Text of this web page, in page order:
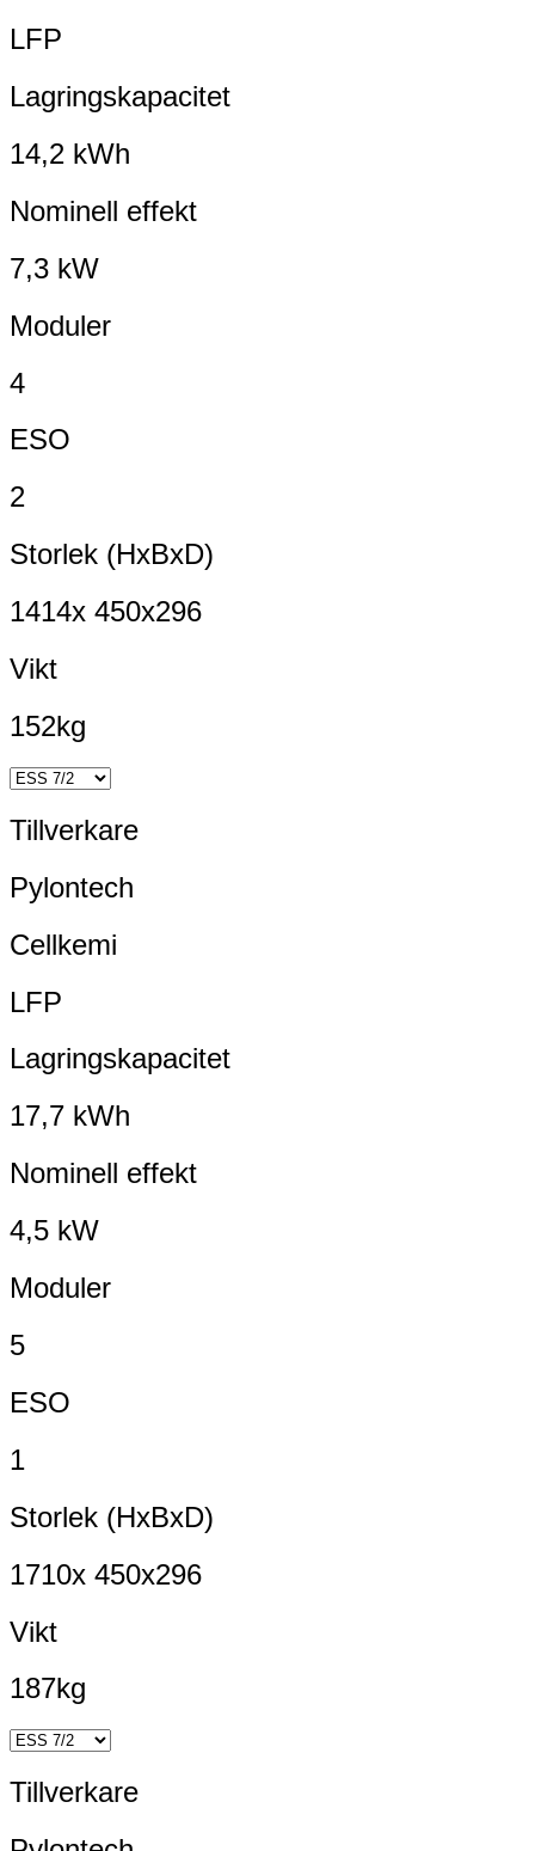
LFP
Lagringskapacitet
14,2 kWh
Nominell effekt
7,3 kW
Moduler
4
ESO
2
Storlek (HxBxD)
1414x 450x296
Vikt
152kg
Tillverkare
Pylontech
Cellkemi
LFP
Lagringskapacitet
17,7 kWh
Nominell effekt
4,5 kW
Moduler
5
ESO
1
Storlek (HxBxD)
1710x 450x296
Vikt
187kg
Tillverkare